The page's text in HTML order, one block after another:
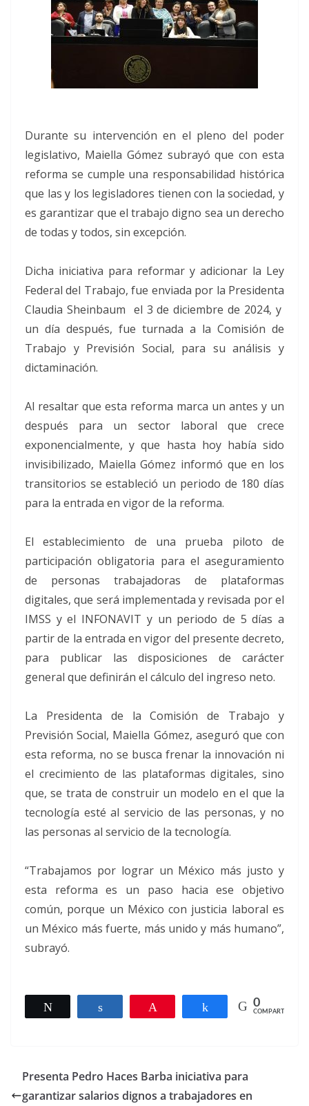
Durante su intervención en el pleno del poder
legislativo, Maiella Gómez subrayó que con esta
reforma se cumple una responsabilidad histórica
que las y los legisladores tienen con la sociedad, y
es garantizar que el trabajo digno sea un derecho
de todas y todos, sin excepción.
Dicha iniciativa para reformar y adicionar la Ley
Federal del Trabajo, fue enviada por la Presidenta
Claudia Sheinbaum el 3 de diciembre de 2024, y
un día después, fue turnada a la Comisión de
Trabajo y Previsión Social, para su análisis y
dictaminación.
Al resaltar que esta reforma marca un antes y un
después para un sector laboral que crece
exponencialmente, y que hasta hoy había sido
invisibilizado, Maiella Gómez informó que en los
transitorios se estableció un periodo de 180 días
para la entrada en vigor de la reforma.
El establecimiento de una prueba piloto de
participación obligatoria para el aseguramiento
de personas trabajadoras de plataformas
digitales, que será implementada y revisada por el
IMSS y el INFONAVIT y un periodo de 5 días a
partir de la entrada en vigor del presente decreto,
para publicar las disposiciones de carácter
general que definirán el cálculo del ingreso neto.
La Presidenta de la Comisión de Trabajo y
Previsión Social, Maiella Gómez, aseguró que con
esta reforma, no se busca frenar la innovación ni
el crecimiento de las plataformas digitales, sino
que, se trata de construir un modelo en el que la
tecnología esté al servicio de las personas, y no
las personas al servicio de la tecnología.
“Trabajamos por lograr un México más justo y
esta reforma es un paso hacia ese objetivo
común, porque un México con justicia laboral es
un México más fuerte, más unido y más humano”,
subrayó.
Compartir Compartir
0
COMPARTIR
Presenta Pedro Haces Barba iniciativa para
garantizar salarios dignos a trabajadores en